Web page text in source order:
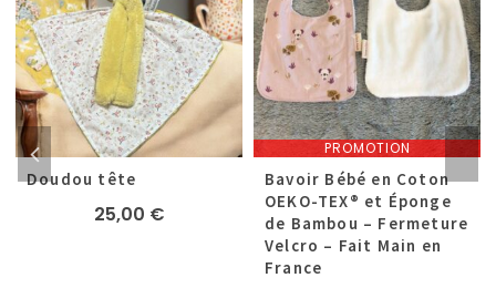
Doudou tête
25,00 €
PROMOTION
Bavoir Bébé en Coton
OEKO-TEX® et Éponge
de Bambou – Fermeture
Velcro – Fait Main en
France